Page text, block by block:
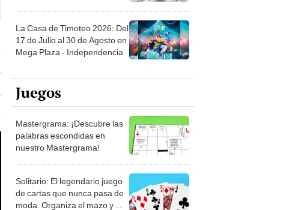
La Casa de Timoteo 2026: Del
17 de Julio al 30 de Agosto en
Mega Plaza - Independencia
Juegos
Mastergrama: ¡Descubre las
palabras escondidas en
nuestro Mastergrama!
Solitario: El legendario juego
de cartas que nunca pasa de
moda. Organiza el mazo y